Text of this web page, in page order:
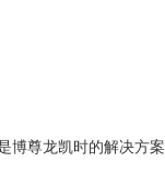
博尊龙凯时的解决方案